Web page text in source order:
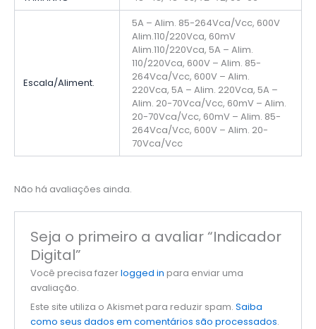
Escala/Aliment.
5A – Alim. 85-264Vca/Vcc, 600V
Alim.110/220Vca, 60mV
Alim.110/220Vca, 5A – Alim.
110/220Vca, 600V – Alim. 85-
264Vca/Vcc, 600V – Alim.
220Vca, 5A – Alim. 220Vca, 5A –
Alim. 20-70Vca/Vcc, 60mV – Alim.
20-70Vca/Vcc, 60mV – Alim. 85-
264Vca/Vcc, 600V – Alim. 20-
70Vca/Vcc
Não há avaliações ainda.
Seja o primeiro a avaliar “Indicador
Digital”
Você precisa fazerlogged in para enviar uma
avaliação.
Este site utiliza o Akismet para reduzir spam. Saiba
como seus dados em comentários são processados.